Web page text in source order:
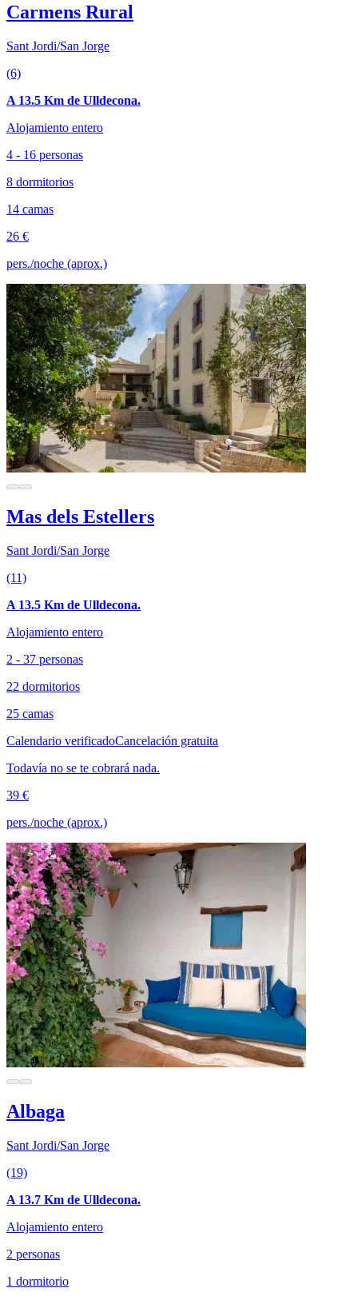
Carmens Rural
Sant Jordi/San Jorge
(6)
A 13.5 Km de Ulldecona.
Alojamiento entero
4 - 16 personas
8 dormitorios
14 camas
26 €
pers./noche (aprox.)
Mas dels Estellers
Sant Jordi/San Jorge
(11)
A 13.5 Km de Ulldecona.
Alojamiento entero
2 - 37 personas
22 dormitorios
25 camas
Calendario verificadoCancelación gratuita
Todavía no se te cobrará nada.
39 €
pers./noche (aprox.)
Albaga
Sant Jordi/San Jorge
(19)
A 13.7 Km de Ulldecona.
Alojamiento entero
2 personas
1 dormitorio